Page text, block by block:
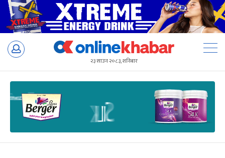
Skip
२३ साउन २०८३, शनिबार